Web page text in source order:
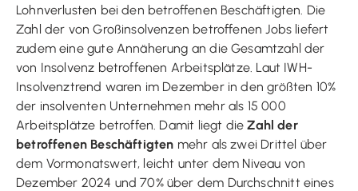
Lohnverlusten bei den betroffenen Beschäftigten. Die
Zahl der von Großinsolvenzen betroffenen Jobs liefert
zudem eine gute Annäherung an die Gesamtzahl der
von Insolvenz betroffenen Arbeitsplätze. Laut IWH-
Insolvenztrend waren im Dezember in den größten 10%
der insolventen Unternehmen mehr als 15 000
Arbeitsplätze betroffen. Damit liegt dieZahl der
betroffenen Beschäftigten mehr als zwei Drittel über
dem Vormonatswert, leicht unter dem Niveau von
Dezember 2024 und 70% über dem Durchschnitt eines